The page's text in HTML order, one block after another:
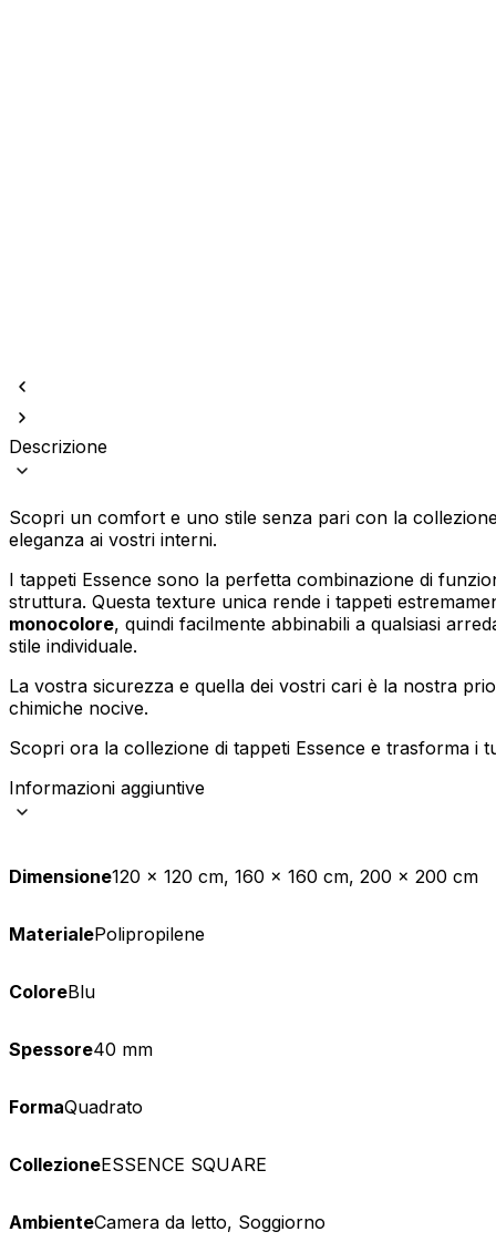
Descrizione
Scopri un comfort e uno stile senza pari con la
eleganza ai vostri interni.
I tappeti Essence sono la perfetta combinazione di
struttura. Questa texture unica rende i tappeti
monocolore, quindi facilmente abbinabili a qualsiasi
stile individuale.
La vostra sicurezza e quella dei vostri cari è la nostra
chimiche nocive.
Scopri ora la collezione di tappeti Essence e trasforma i
Informazioni aggiuntive
Dimensione120 x 120 cm, 160 x 160 cm, 200 x 200 cm
MaterialePolipropilene
ColoreBlu
Spessore40 mm
FormaQuadrato
CollezioneESSENCE SQUARE
AmbienteCamera da letto, Soggiorno
I cookie indispensabili sono
memorizzano alcun dato
Preferenze